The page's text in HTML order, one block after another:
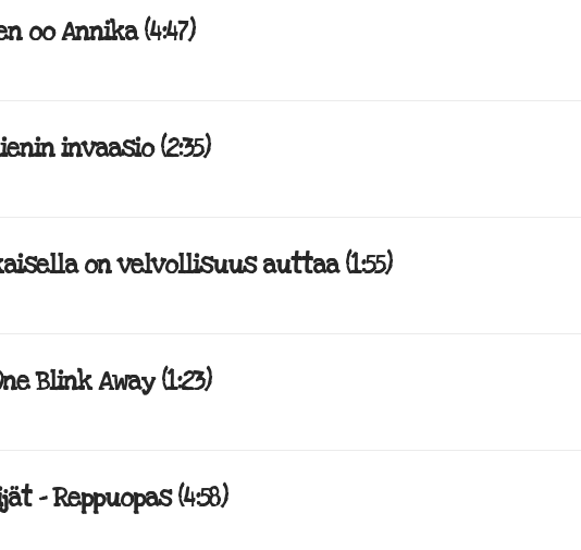
oo Annika (4:47)
invaasio (2:35)
on velvollisuus auttaa (1:55)
Blink Away (1:23)
– Reppuopas (4:58)